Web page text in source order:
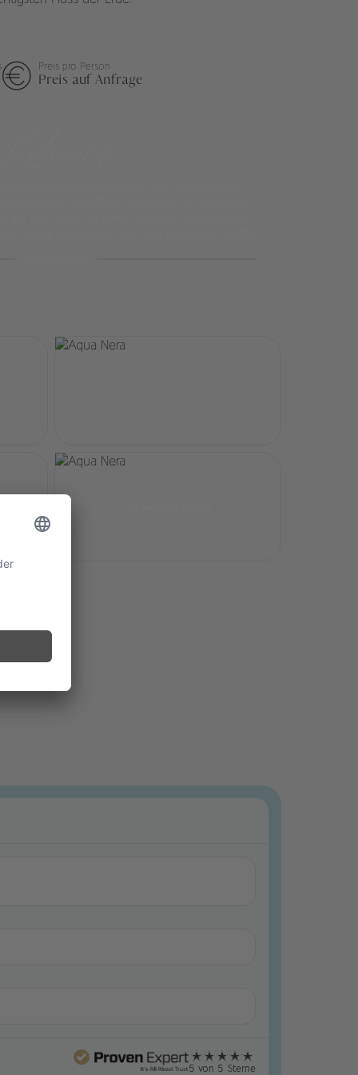
Preis pro Person
Preis auf Anfrage
5 von 5 Sterne